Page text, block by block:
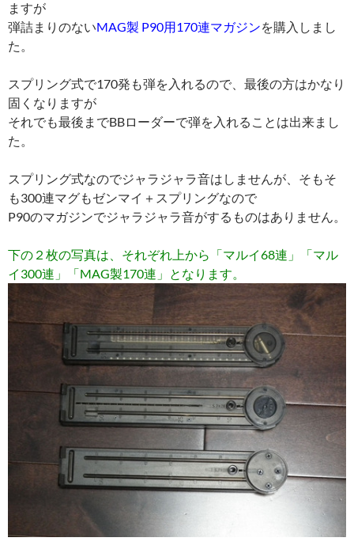
た。
スプリング式で170発も弾を入れるので、最後の方はかなり
それでも最後までBBローダーで弾を入れることは出来まし
た。
スプリング式なのでジャラジャラ音はしませんが、そもそ
P90のマガジンでジャラジャラ音がするものはありません。
下の２枚の写真は、それぞれ上から「マルイ68連」「マル